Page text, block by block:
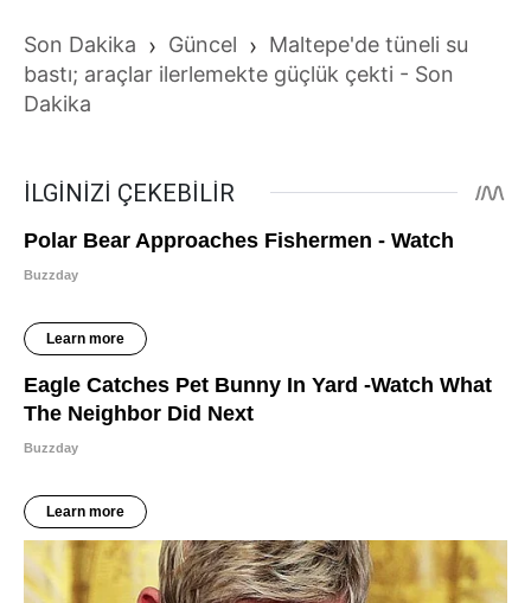
Son Dakika › Güncel › Maltepe'de tüneli su
bastı; araçlar ilerlemekte güçlük çekti - Son
Dakika